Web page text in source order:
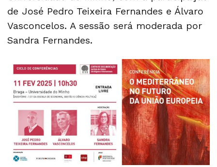
de José Pedro Teixeira Fernandes e Álvaro
Vasconcelos. A sessão será moderada por
Sandra Fernandes.